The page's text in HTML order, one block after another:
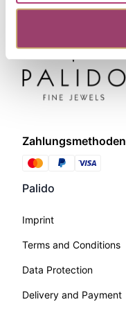
Zahlungsmethoden
Palido
Imprint
Terms and Conditions
Data Protection
Delivery and Payment